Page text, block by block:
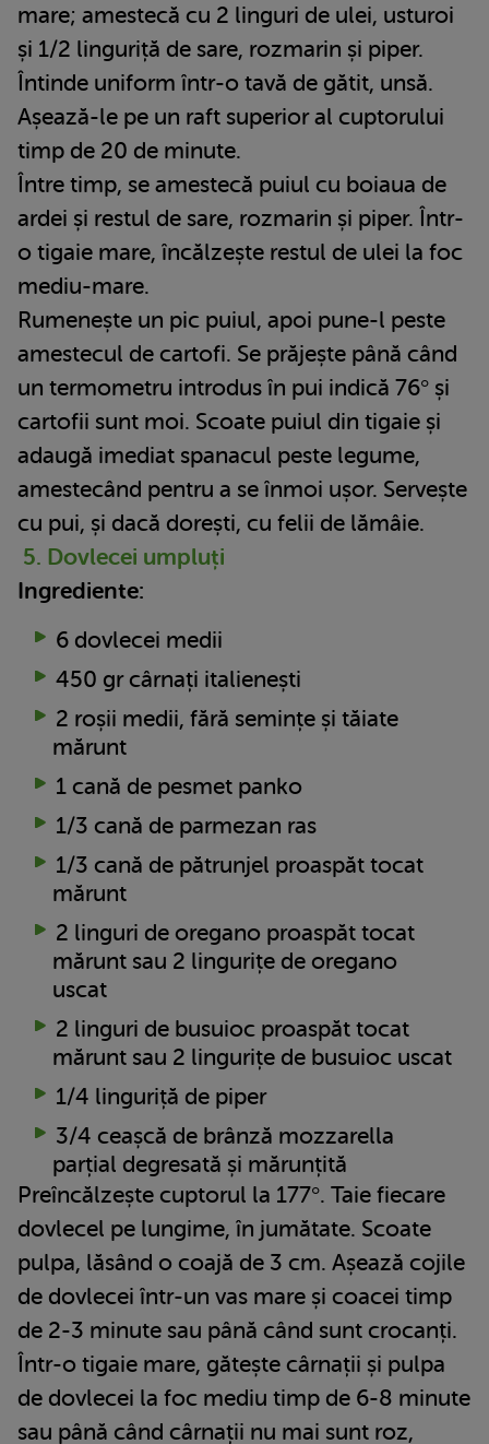
mare; amestecă cu 2 linguri de ulei, usturoi
și 1/2 linguriță de sare, rozmarin și piper.
Întinde uniform într-o tavă de gătit, unsă.
Așează-le pe un raft superior al cuptorului
timp de 20 de minute.
Între timp, se amestecă puiul cu boiaua de
ardei și restul de sare, rozmarin și piper. Într-
o tigaie mare, încălzește restul de ulei la foc
mediu-mare.
Rumenește un pic puiul, apoi pune-l peste
amestecul de cartofi. Se prăjește până când
un termometru introdus în pui indică 76° și
cartofii sunt moi. Scoate puiul din tigaie și
adaugă imediat spanacul peste legume,
amestecând pentru a se înmoi ușor. Servește
cu pui, și dacă dorești, cu felii de lămâie.
5. Dovlecei umpluți
Ingrediente:
6 dovlecei medii
450 gr cârnați italienești
2 roșii medii, fără semințe și tăiate
mărunt
1 cană de pesmet panko
1/3 cană de parmezan ras
1/3 cană de pătrunjel proaspăt tocat
mărunt
2 linguri de oregano proaspăt tocat
mărunt sau 2 lingurițe de oregano
uscat
2 linguri de busuioc proaspăt tocat
mărunt sau 2 lingurițe de busuioc uscat
1/4 linguriță de piper
3/4 ceașcă de brânză mozzarella
parțial degresată și mărunțită
Preîncălzește cuptorul la 177°. Taie fiecare
dovlecel pe lungime, în jumătate. Scoate
pulpa, lăsând o coajă de 3 cm. Așează cojile
de dovlecei într-un vas mare și coacei timp
de 2-3 minute sau până când sunt crocanți.
Într-o tigaie mare, gătește cârnații și pulpa
de dovlecei la foc mediu timp de 6-8 minute
sau până când cârnații nu mai sunt roz,